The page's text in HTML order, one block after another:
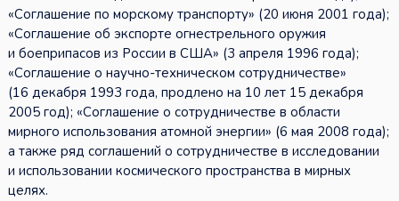
«Соглашение по морскому транспорту» (20 июня 2001 года);
«Соглашение об экспорте огнестрельного оружия
и боеприпасов из России в США» (3 апреля 1996 года);
«Соглашение о научно-техническом сотрудничестве»
(16 декабря 1993 года, продлено на 10 лет 15 декабря
2005 год); «Соглашение о сотрудничестве в области
мирного использования атомной энергии» (6 мая 2008 года);
а также ряд соглашений о сотрудничестве в исследовании
и использовании космического пространства в мирных
целях.